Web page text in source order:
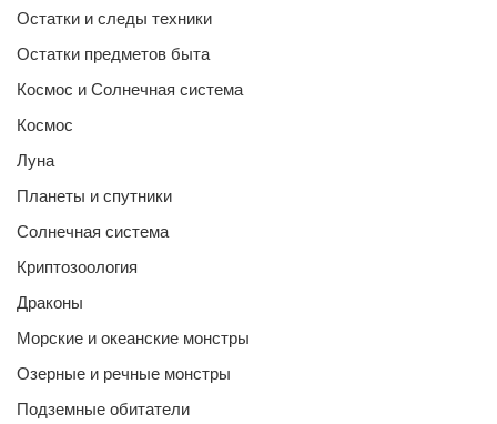
Остатки и следы техники
Остатки предметов быта
Космос и Солнечная система
Космос
Луна
Планеты и спутники
Солнечная система
Криптозоология
Драконы
Морские и океанские монстры
Озерные и речные монстры
Подземные обитатели